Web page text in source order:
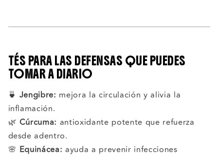
TÉS PARA LAS DEFENSAS QUE PUEDES
TOMAR A DIARIO
🍵 Jengibre: mejora la circulación y alivia la
inflamación.
🌿 Cúrcuma: antioxidante potente que refuerza
desde adentro.
🌸 Equinácea: ayuda a prevenir infecciones